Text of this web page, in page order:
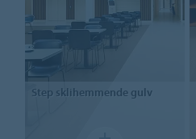
Stepsklihemmende gulv